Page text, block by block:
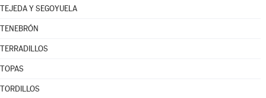
TEJEDA Y SEGOYUELA
TENEBRÓN
TERRADILLOS
TOPAS
TORDILLOS